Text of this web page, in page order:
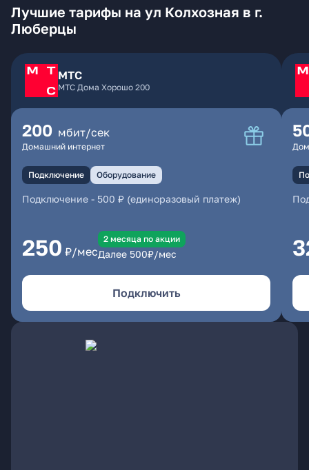
Лучшие тарифы на ул Колхозная в г.
Люберцы
МТС
МТС Дома Хорошо 200
200 мбит/сек
Домашний интернет
Подключение Оборудование
Подключение - 500 ₽ (единоразовый платеж)
250 ₽/мес
2 месяцa по акции
Далее 500₽/мес
Подключить